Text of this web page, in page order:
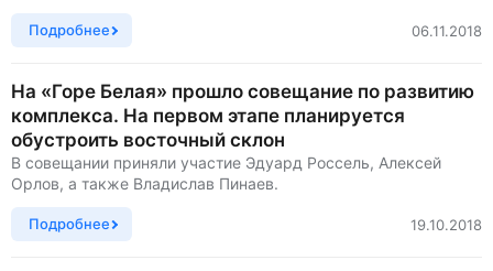
Подробнее 06.11.2018
На «Горе Белая» прошло совещание по развитию
комплекса. На первом этапе планируется
обустроить восточный склон
В совещании приняли участие Эдуард Россель, Алексей
Орлов, а также Владислав Пинаев.
Подробнее 19.10.2018